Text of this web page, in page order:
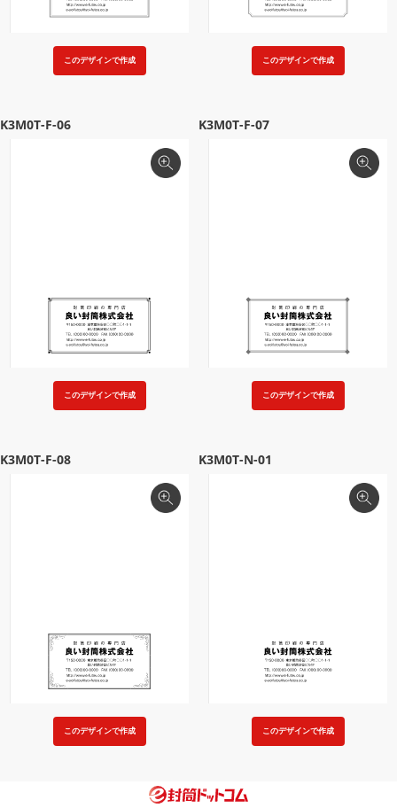
このデザインで作成 このデザインで作成
K3M0T-F-06
このデザインで作成
K3M0T-F-07
このデザインで作成
K3M0T-F-08
このデザインで作成
K3M0T-N-01
このデザインで作成